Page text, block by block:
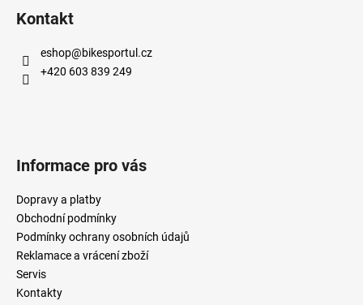
Kontakt
eshop@bikesportul.cz
+420 603 839 249
Informace pro vás
Dopravy a platby
Obchodní podmínky
Podmínky ochrany osobních údajů
Reklamace a vrácení zboží
Servis
Kontakty